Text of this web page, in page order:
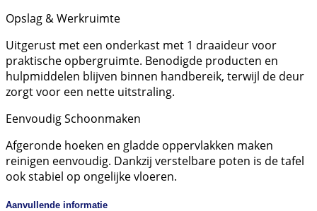
Opslag & Werkruimte
Uitgerust met een onderkast met 1 draaideur voor
praktische opbergruimte. Benodigde producten en
hulpmiddelen blijven binnen handbereik, terwijl de deur
zorgt voor een nette uitstraling.
Eenvoudig Schoonmaken
Afgeronde hoeken en gladde oppervlakken maken
reinigen eenvoudig. Dankzij verstelbare poten is de tafel
ook stabiel op ongelijke vloeren.
Aanvullende informatie